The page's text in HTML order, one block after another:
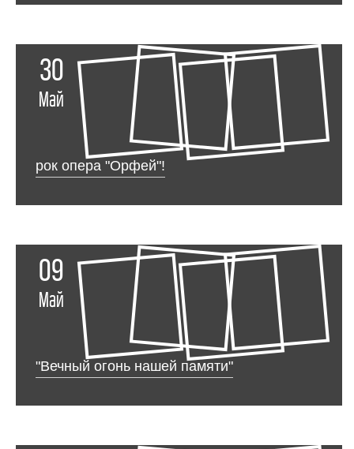
30
Май
рок опера "Орфей"!
09
Май
"Вечный огонь нашей памяти"